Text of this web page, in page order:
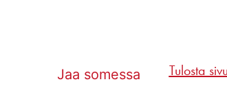
Jaa somessa Tulosta sivu